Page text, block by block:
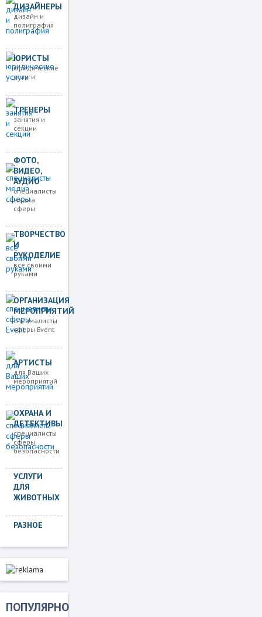
ДИЗАЙНЕРЫ
дизайн и
полиграфия
ЮРИСТЫ
юридические
услуги
ТРЕНЕРЫ
занятия и
секции
ФОТО,
ВИДЕО,
АУДИО
специалисты
медиа
сферы
ТВОРЧЕСТВО
И
РУКОДЕЛИЕ
все своими
руками
ОРГАНИЗАЦИЯ
МЕРОПРИЯТИЙ
спецмалисты
сферы Event
АРТИСТЫ
для Ваших
мероприятий
ОХРАНА И
ДЕТЕКТИВЫ
специалисты
сферы
безопасности
УСЛУГИ
ДЛЯ
ЖИВОТНЫХ
РАЗНОЕ
ПОПУЛЯРНО